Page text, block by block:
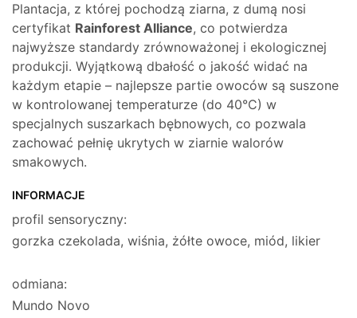
Plantacja, z której pochodzą ziarna, z dumą nosi
certyfikat Rainforest Alliance, co potwierdza
najwyższe standardy zrównoważonej i ekologicznej
produkcji. Wyjątkową dbałość o jakość widać na
każdym etapie – najlepsze partie owoców są suszone
w kontrolowanej temperaturze (do 40°C) w
specjalnych suszarkach bębnowych, co pozwala
zachować pełnię ukrytych w ziarnie walorów
smakowych.
INFORMACJE
profil sensoryczny:
gorzka czekolada, wiśnia, żółte owoce, miód, likier
odmiana:
Mundo Novo